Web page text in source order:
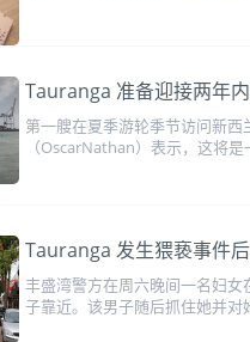
Tauranga 准备迎接两年
第一艘在夏季游轮季节访问新
（OscarNathan）表示，这将
Tauranga 发生猥亵事件
丰盛湾警方在周六晚间一名妇
子靠近。该男子随后抓住她并对